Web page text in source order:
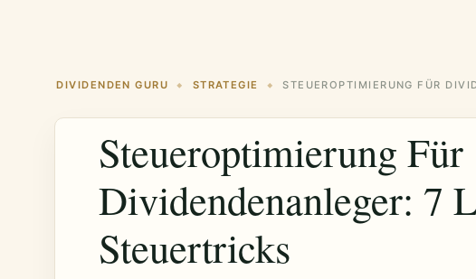
DIVIDENDEN GURU ◆ STRATEGIE ◆ STEUEROPTIMIERUNG FÜR
Steueroptimierung Für
Dividendenanleger: 7
Steuertricks